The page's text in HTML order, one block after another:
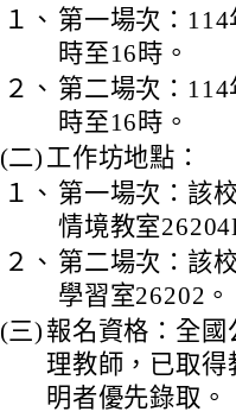
１、 第一場次：
時至16時。
２、 第二場次：
時至16時。
(二) 工作坊地點：
１、 第一場次：該
情境教室
２、 第二場次：該
學習室26202。
(三) 報名資格：全
理教師，已取
明者優先錄取。